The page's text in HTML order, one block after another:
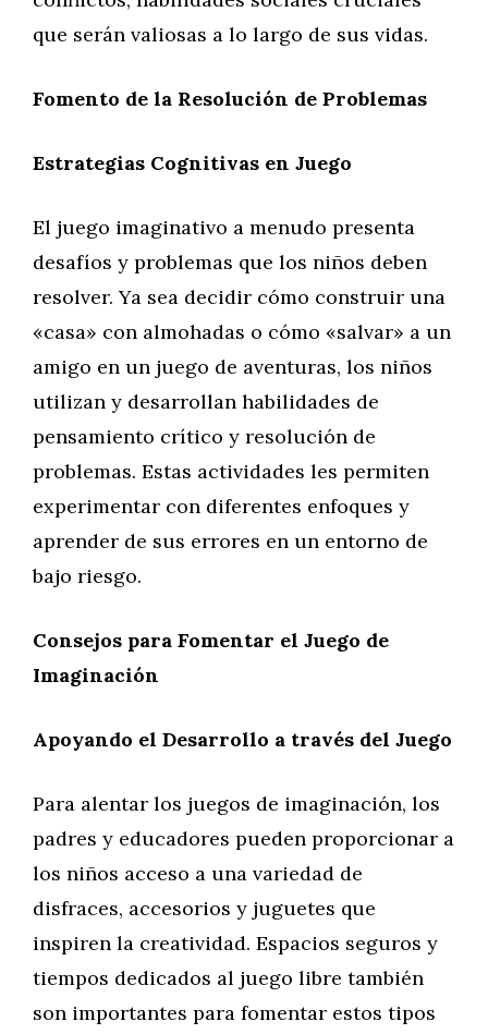
que serán valiosas a lo largo de sus vidas.
Fomento de la Resolución de Problemas
Estrategias Cognitivas en Juego
El juego imaginativo a menudo presenta
desafíos y problemas que los niños deben
resolver. Ya sea decidir cómo construir una
«casa» con almohadas o cómo «salvar» a un
amigo en un juego de aventuras, los niños
utilizan y desarrollan habilidades de
pensamiento crítico y resolución de
problemas. Estas actividades les permiten
experimentar con diferentes enfoques y
aprender de sus errores en un entorno de
bajo riesgo.
Consejos para Fomentar el Juego de
Imaginación
Apoyando el Desarrollo a través del Juego
Para alentar los juegos de imaginación, los
padres y educadores pueden proporcionar a
los niños acceso a una variedad de
disfraces, accesorios y juguetes que
inspiren la creatividad. Espacios seguros y
tiempos dedicados al juego libre también
son importantes para fomentar estos tipos